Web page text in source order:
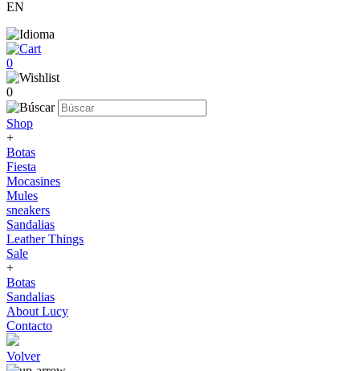
EN
0
0
Shop
+
Botas
Fiesta
Mocasines
Mules
sneakers
Sandalias
Leather Things
Sale
+
Botas
Sandalias
About Lucy
Contacto
Volver